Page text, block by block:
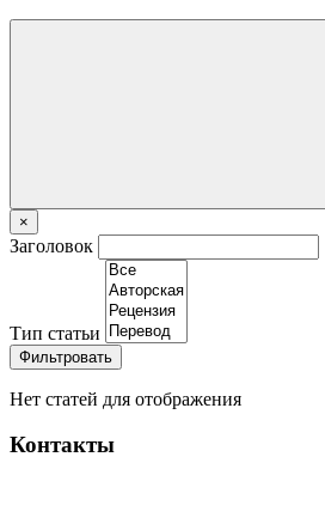
×
Заголовок
Тип статьи
Фильтровать
Нет статей для отображения
Контакты